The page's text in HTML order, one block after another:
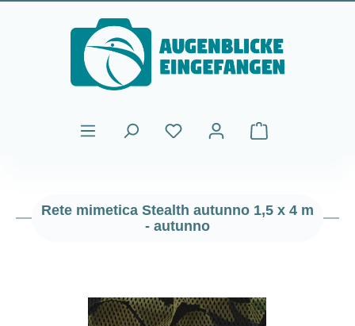
Passa al contenuto principale
Il carrello
Rete mimetica Stealth autunno 1,5 x 4 m
- autunno